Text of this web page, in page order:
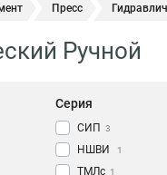
Пресс
Ручной
Серия
СИП 3
НШВИ 1
ТМЛс 1